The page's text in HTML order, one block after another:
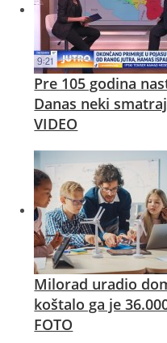
Pre 105 godina
Danas neki
VIDEO
Milorad uradio
koštalo ga je
FOTO